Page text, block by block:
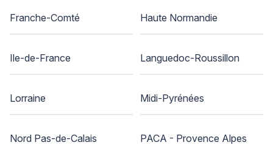
Franche-Comté Haute Normandie
Ile-de-France Languedoc-Roussillon
Lorraine Midi-Pyrénées
Nord Pas-de-Calais
PACA - Provence Alpes